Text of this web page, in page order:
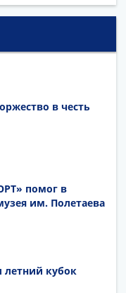
в честь
помог в
им. Полетаева
летний кубок